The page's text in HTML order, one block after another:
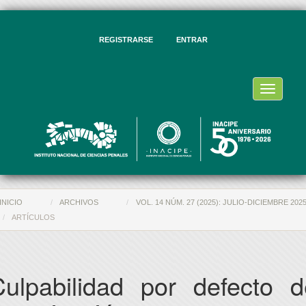
REGISTRARSE ENTRAR
Toggle
INICIO ARCHIVOS
VOL. 14 NÚM. 27 (2025): JULIO-DICIEMBRE 2025
ARTÍCULOS
por defecto